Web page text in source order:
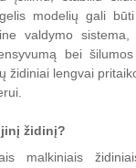
modelių gali
valdymo sistema,
bei
židiniai lengvai
židinį?
malkiniais